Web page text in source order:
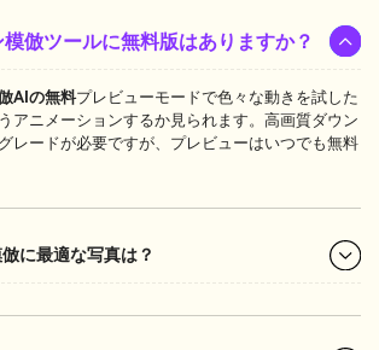
倣ツールに無料版はありますか？
AIの無料プレビューモードで色々な動きを試した
アニメーションするか見られます。高画質ダウン
レードが必要ですが、プレビューはいつでも無料
に最適な写真は？